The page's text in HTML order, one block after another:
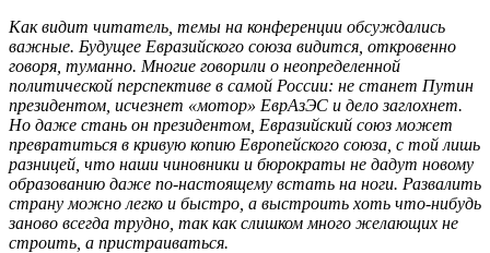
Как видит читатель, темы на конференции обсуждались
важные. Будущее Евразийского союза видится, откровенно
говоря, туманно. Многие говорили о неопределенной
политической перспективе в самой России: не станет Путин
президентом, исчезнет «мотор» ЕврАзЭС и дело заглохнет.
Но даже стань он президентом, Евразийский союз может
превратиться в кривую копию Европейского союза, с той лишь
разницей, что наши чиновники и бюрократы не дадут новому
образованию даже по-настоящему встать на ноги. Развалить
страну можно легко и быстро, а выстроить хоть что-нибудь
заново всегда трудно, так как слишком много желающих не
строить, а пристраиваться.